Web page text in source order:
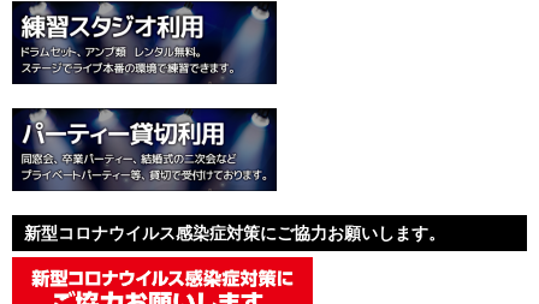
新型コロナウイルス感染症対策にご協力お願いします。